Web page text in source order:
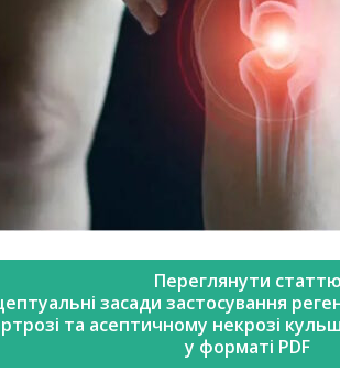
Переглянути статтю
засади застосування
та асептичному некрозі
у форматі PDF